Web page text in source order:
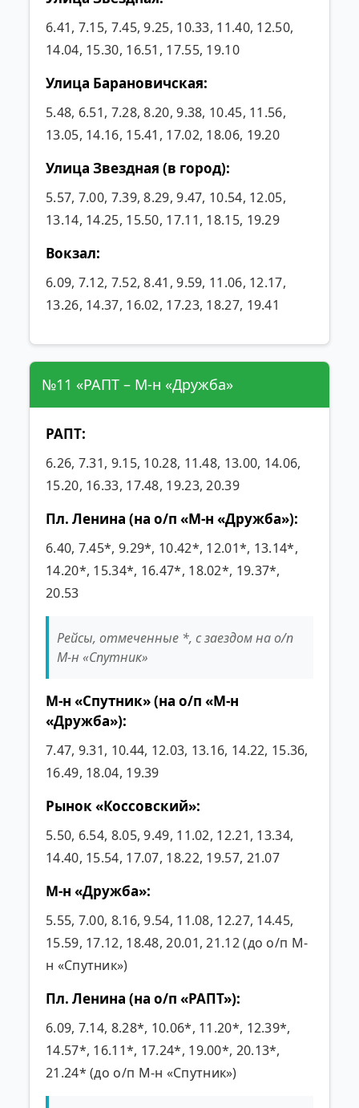
6.41, 7.15, 7.45, 9.25, 10.33, 11.40, 12.50,
14.04, 15.30, 16.51, 17.55, 19.10
Улица Барановичская:
5.48, 6.51, 7.28, 8.20, 9.38, 10.45, 11.56,
13.05, 14.16, 15.41, 17.02, 18.06, 19.20
Улица Звездная (в город):
5.57, 7.00, 7.39, 8.29, 9.47, 10.54, 12.05,
13.14, 14.25, 15.50, 17.11, 18.15, 19.29
Вокзал:
6.09, 7.12, 7.52, 8.41, 9.59, 11.06, 12.17,
13.26, 14.37, 16.02, 17.23, 18.27, 19.41
№11 «РАПТ – М-н «Дружба»
РАПТ:
6.26, 7.31, 9.15, 10.28, 11.48, 13.00, 14.06,
15.20, 16.33, 17.48, 19.23, 20.39
Пл. Ленина (на о/п «М-н «Дружба»):
6.40, 7.45*, 9.29*, 10.42*, 12.01*, 13.14*,
14.20*, 15.34*, 16.47*, 18.02*, 19.37*,
20.53
Рейсы, отмеченные *, с заездом на о/п
М-н «Спутник»
М-н «Спутник» (на о/п «М-н
«Дружба»):
7.47, 9.31, 10.44, 12.03, 13.16, 14.22, 15.36,
16.49, 18.04, 19.39
Рынок «Коссовский»:
5.50, 6.54, 8.05, 9.49, 11.02, 12.21, 13.34,
14.40, 15.54, 17.07, 18.22, 19.57, 21.07
М-н «Дружба»:
5.55, 7.00, 8.16, 9.54, 11.08, 12.27, 14.45,
15.59, 17.12, 18.48, 20.01, 21.12 (до о/п М-
н «Спутник»)
Пл. Ленина (на о/п «РАПТ»):
6.09, 7.14, 8.28*, 10.06*, 11.20*, 12.39*,
14.57*, 16.11*, 17.24*, 19.00*, 20.13*,
21.24* (до о/п М-н «Спутник»)